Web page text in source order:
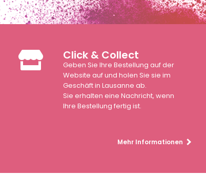
Click & Collect
Geben Sie Ihre Bestellung auf der
Website auf und holen Sie sie im
Geschäft in Lausanne ab.
Sie erhalten eine Nachricht, wenn
Ihre Bestellung fertig ist.
Mehr Informationen